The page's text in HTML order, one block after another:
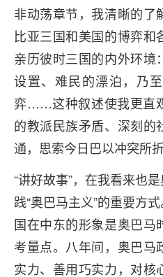
非动荡章节，我清晰的了
比亚三国和美国的博弈和
亲历彼时三国的内外环境
设置、难民的漂泊，乃
弈……这种叙述使我更直
的教派民族矛盾、深刻的
通，思索今日巴以冲突所
“讲好故事”，在我看来也
践“奥巴马主义”的重要方
国在中东的形象是奥巴马
考量点。八年间，奥巴马
实力、善用巧实力，对核